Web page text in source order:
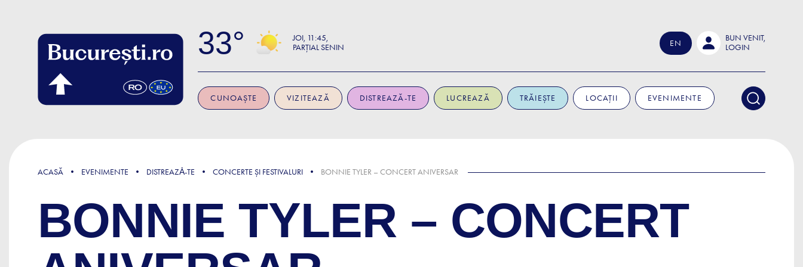
33 JOI 11:45
PARȚIAL SENIN
EN
BUN VENIT,
LOGIN
CUNOAȘTE VIZITEAZĂ DISTREAZĂ-TE LUCREAZĂ TRĂIEȘTE LOCAȚII EVENIMENTE
ACASĂ EVENIMENTE DISTREAZǍ-TE CONCERTE ȘI FESTIVALURI BONNIE TYLER – CONCERT ANIVERSAR
BONNIE TYLER – CONCERT